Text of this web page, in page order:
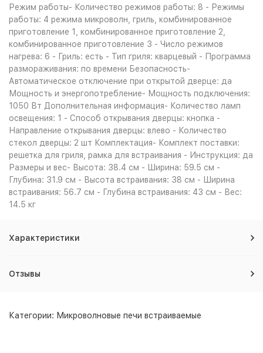
Режим работы- Количество режимов работы: 8 - Режимы
работы: 4 режима микроволн, гриль, комбинированное
приготовление 1, комбинированное приготовление 2,
комбинированное приготовление 3 - Число режимов
нагрева: 6 - Гриль: есть - Тип гриля: кварцевый - Программа
размораживания: по времени Безопасность-
Автоматическое отключение при открытой дверце: да
Мощность и энергопотребление- Мощность подключения:
1050 Вт Дополнительная информация- Количество ламп
освещения: 1 - Способ открывания дверцы: кнопка -
Направление открывания дверцы: влево - Количество
стекол дверцы: 2 шт Комплектация- Комплект поставки:
решетка для гриля, рамка для встраивания - Инструкция: да
Размеры и вес- Высота: 38.4 см - Ширина: 59.5 см -
Глубина: 31.9 см - Высота встраивания: 38 см - Ширина
встраивания: 56.7 см - Глубина встраивания: 43 см - Вес:
14.5 кг
Характеристики
Отзывы
Категории: Микроволновые печи встраиваемые